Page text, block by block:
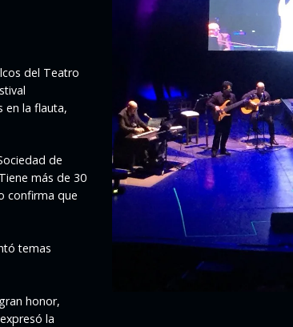
del Teatro
en la flauta,
de
más de 30
confirma que
temas
honor,
la